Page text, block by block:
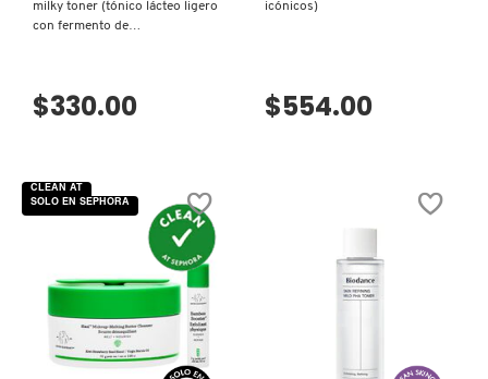
KAYALI
KYLIE COSMETICS
KYLIE JENNER FRAGRANCES
L'ORÉAL PROFESSIONNEL
milky toner (tónico lácteo ligero
con fermento de
$330.00
icónicos)
$554.00
VISTA RÁPIDA
CLEAN AT
SOLO EN SEPHORA
VISTA RÁPIDA